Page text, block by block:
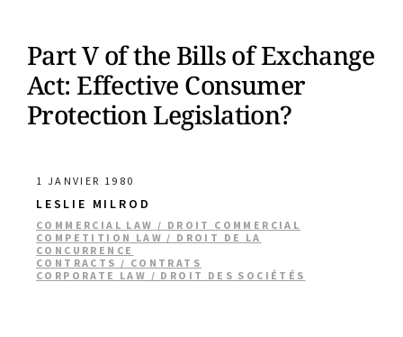
Part V of the Bills of Exchange
Act: Effective Consumer
Protection Legislation?
1 JANVIER 1980
LESLIE MILROD
COMMERCIAL LAW / DROIT COMMERCIAL
COMPETITION LAW / DROIT DE LA
CONCURRENCE
CONTRACTS / CONTRATS
CORPORATE LAW / DROIT DES SOCIÉTÉS